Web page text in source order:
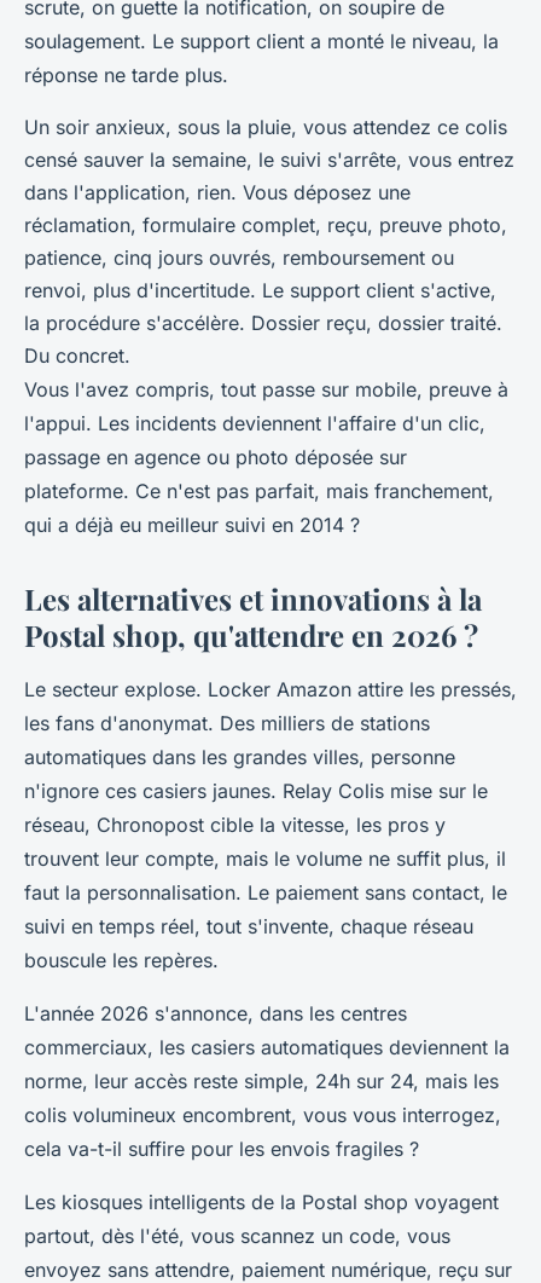
scrute, on guette la notification, on soupire de
soulagement. Le support client a monté le niveau, la
réponse ne tarde plus.
Un soir anxieux, sous la pluie, vous attendez ce colis
censé sauver la semaine, le suivi s'arrête, vous entrez
dans l'application, rien. Vous déposez une
réclamation, formulaire complet, reçu, preuve photo,
patience, cinq jours ouvrés, remboursement ou
renvoi, plus d'incertitude. Le support client s'active,
la procédure s'accélère. Dossier reçu, dossier traité.
Du concret.
Vous l'avez compris, tout passe sur mobile, preuve à
l'appui. Les incidents deviennent l'affaire d'un clic,
passage en agence ou photo déposée sur
plateforme. Ce n'est pas parfait, mais franchement,
qui a déjà eu meilleur suivi en 2014 ?
Les alternatives et innovations à la
Postal shop, qu'attendre en 2026 ?
Le secteur explose. Locker Amazon attire les pressés,
les fans d'anonymat. Des milliers de stations
automatiques dans les grandes villes, personne
n'ignore ces casiers jaunes. Relay Colis mise sur le
réseau, Chronopost cible la vitesse, les pros y
trouvent leur compte, mais le volume ne suffit plus, il
faut la personnalisation. Le paiement sans contact, le
suivi en temps réel, tout s'invente, chaque réseau
bouscule les repères.
L'année 2026 s'annonce, dans les centres
commerciaux, les casiers automatiques deviennent la
norme, leur accès reste simple, 24h sur 24, mais les
colis volumineux encombrent, vous vous interrogez,
cela va-t-il suffire pour les envois fragiles ?
Les kiosques intelligents de la Postal shop voyagent
partout, dès l'été, vous scannez un code, vous
envoyez sans attendre, paiement numérique, reçu sur